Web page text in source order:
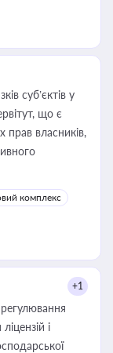
суб’єктів у
що є
власників,
комплекс
+1
і